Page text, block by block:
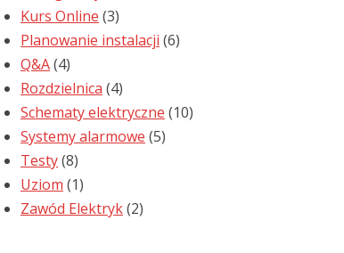
Kurs Online (3)
Planowanie instalacji (6)
Q&A(4)
Rozdzielnica (4)
Schematy elektryczne (10)
Systemy alarmowe (5)
Testy(8)
Uziom (1)
Zawód Elektryk(2)